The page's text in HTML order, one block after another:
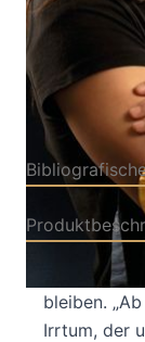
Softcover
Länger
bleiben.
Irrtum, der